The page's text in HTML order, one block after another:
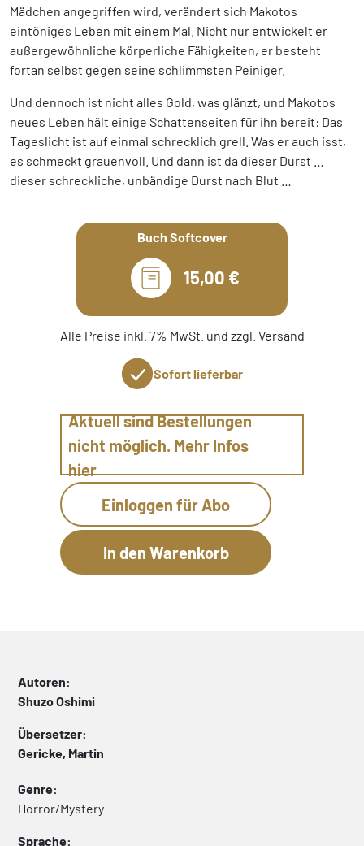
Mädchen angegriffen wird, verändert sich Makotos
eintöniges Leben mit einem Mal. Nicht nur entwickelt er
außergewöhnliche körperliche Fähigkeiten, er besteht
fortan selbst gegen seine schlimmsten Peiniger.
Und dennoch ist nicht alles Gold, was glänzt, und Makotos
neues Leben hält einige Schattenseiten für ihn bereit: Das
Tageslicht ist auf einmal schrecklich grell. Was er auch isst,
es schmeckt grauenvoll. Und dann ist da dieser Durst …
dieser schreckliche, unbändige Durst nach Blut …
Buch Softcover
15,00 €
Alle Preise inkl. 7% MwSt. und zzgl. Versand
Sofort lieferbar
Aktuell sind Bestellungen
nicht möglich. Mehr Infos
hier
Einloggen für Abo
Autoren:
Shuzo Oshimi
Übersetzer:
Gericke, Martin
Genre:
Horror/Mystery
Sprache: